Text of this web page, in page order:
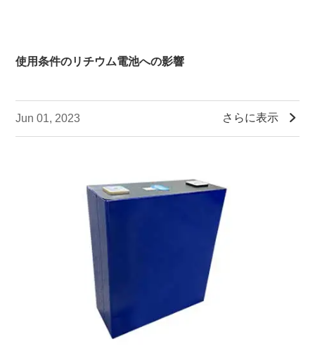
使用条件のリチウム電池への影響
Jun 01, 2023 さらに表示 